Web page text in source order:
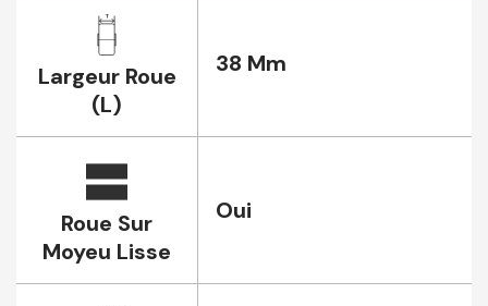
Largeur Roue
(L)
38 Mm
Roue Sur
Moyeu Lisse
Oui